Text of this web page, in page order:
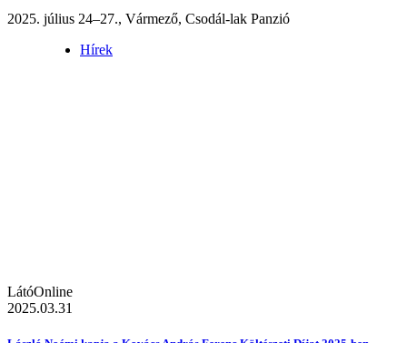
2025. július 24–27., Vármező, Csodál-lak Panzió
Hírek
LátóOnline
2025.03.31